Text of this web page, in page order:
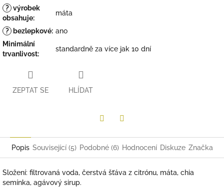
? výrobek
obsahuje:
máta
? bezlepkové: ano
Minimální
trvanlivost:
standardně za více jak 10 dní
ZEPTAT SE HLÍDAT
Popis Související (5) Podobné (6) Hodnocení Diskuze Značka
Složení: filtrovaná voda, čerstvá šťáva z citrónu, máta, chia
semínka, agávový sirup.